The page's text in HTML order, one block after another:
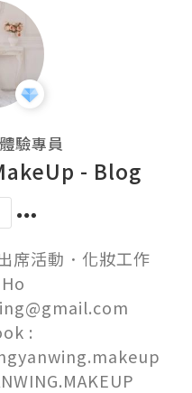
體驗專員
- Blog
席活動．化妝工作
: